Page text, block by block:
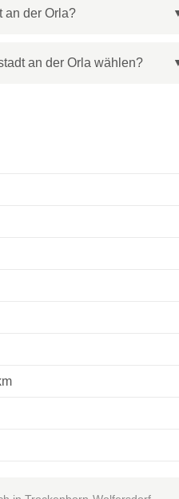
an der Orla?
an der Orla wählen?